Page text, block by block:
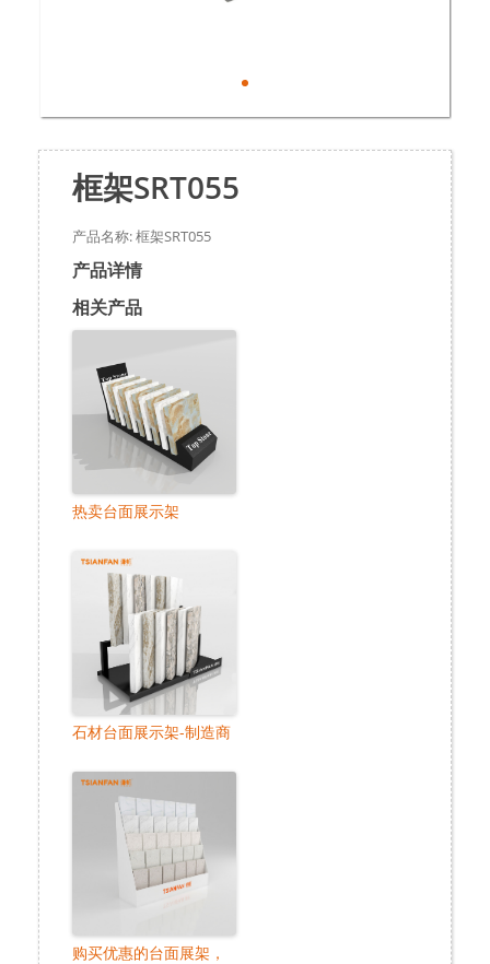
框架SRT055
产品名称: 框架SRT055
产品详情
相关产品
热卖台面展示架
石材台面展示架-制造商
购买优惠的台面展架，